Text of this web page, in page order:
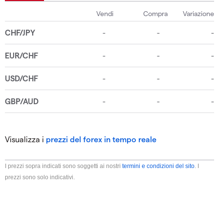
Visualizza i prezzi del forex in tempo reale
I prezzi sopra indicati sono soggetti ai nostri termini e condizioni del sito. I
prezzi sono solo indicativi.